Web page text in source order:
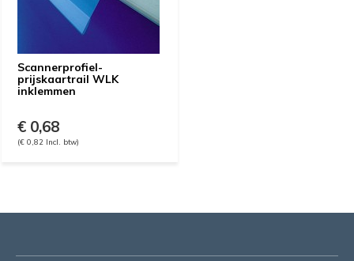
Scannerprofiel-
prijskaartrail WLK
inklemmen
€ 0,68
(€ 0,82 Incl. btw)